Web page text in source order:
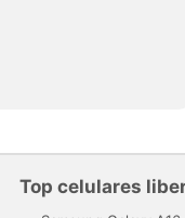
Top celulares